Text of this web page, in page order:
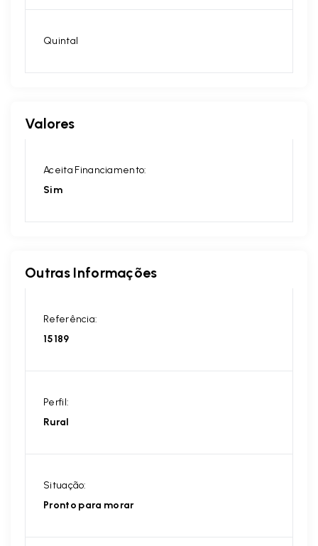
Quintal
Valores
Aceita Financiamento:
Sim
Outras Informações
Referência:
15189
Perfil:
Rural
Situação:
Pronto para morar